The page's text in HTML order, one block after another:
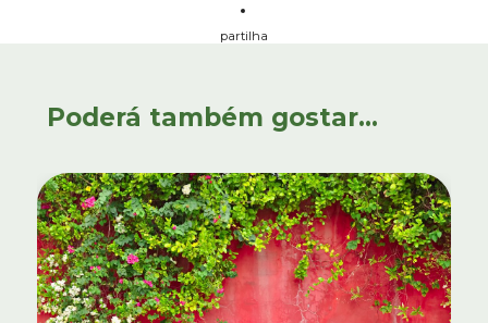
partilha
Poderá também gostar...